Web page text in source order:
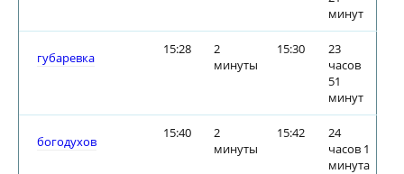
минут
губаревка
15:28
2
минуты
15:30
23
часов
51
минут
богодухов
15:40
2
минуты
15:42
24
часов 1
минута